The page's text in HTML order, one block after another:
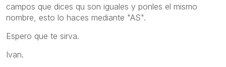
campos que dices qu son iguales y ponles el mismo
nombre, esto lo haces mediante "AS".
Espero que te sirva.
Ivan.